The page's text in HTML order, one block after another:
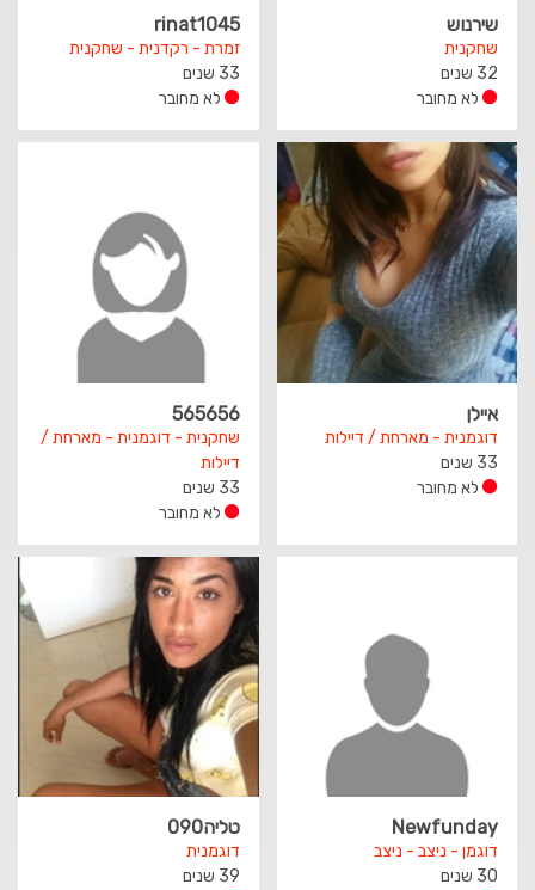
שירנוש
שחקנית
32 שנים
לא מחובר
rinat1045
זמרת - רקדנית - שחקנית
33 שנים
לא מחובר
איילן
דוגמנית - מארחת / דיילות
33 שנים
לא מחובר
565656
שחקנית - דוגמנית - מארחת /
דיילות
33 שנים
לא מחובר
Newfunday
דוגמן - ניצב - ניצב
30 שנים
טליה090
דוגמנית
39 שנים